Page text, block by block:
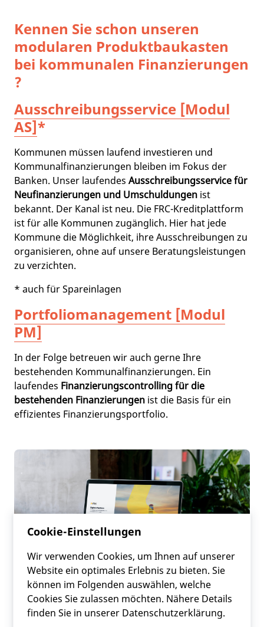
Cookie-Einstellungen
Wir verwenden Cookies, um Ihnen auf unserer
Website ein optimales Erlebnis zu bieten. Sie
können im Folgenden auswählen, welche
Cookies Sie zulassen möchten. Nähere Details
finden Sie in unserer Datenschutzerklärung.
Kennen Sie schon unseren
modularen Produktbaukasten
bei kommunalen Finanzierungen
?
Ausschreibungsservice [Modul
AS]*
Kommunen müssen laufend investieren und
Kommunalfinanzierungen bleiben im Fokus der
Banken. Unser laufendes Ausschreibungsservice für
Neufinanzierungen und Umschuldungen ist
bekannt. Der Kanal ist neu. Die FRC-Kreditplattform
ist für alle Kommunen zugänglich. Hier hat jede
Kommune die Möglichkeit, ihre Ausschreibungen zu
organisieren, ohne auf unsere Beratungsleistungen
zu verzichten.
* auch für Spareinlagen
Portfoliomanagement [Modul
PM]
In der Folge betreuen wir auch gerne Ihre
bestehenden Kommunalfinanzierungen. Ein
laufendes Finanzierungscontrolling für die
bestehenden Finanzierungen ist die Basis für ein
effizientes Finanzierungsportfolio.